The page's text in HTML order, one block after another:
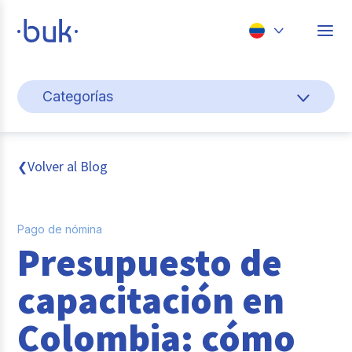
Perú
Categorías
Cultura y bienestar laboral
Gestión de personas
Pago de nómina
Buk
Transformación digital
Tendencias y Data
❮Volver al Blog
Pago de nómina
Presupuesto de
capacitación en
Colombia: cómo